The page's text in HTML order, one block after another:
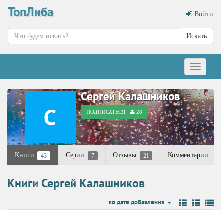
ТопЛиба Войти
Искать
Меню
Сергей Калашников
ПОДПИСАТЬСЯ 28
Книги 43 Серии 7 Отзывы 21 Комментарии
Книги Сергей Калашников
по дате добавления